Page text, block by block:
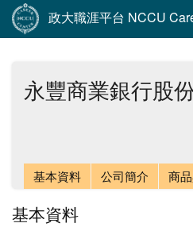
政大職涯平台 NCCU
永豐商業銀行股份
基本資料 公司簡介 商
基本資料